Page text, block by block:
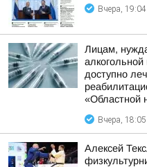
Вчера, 19:04
Лицам,
алкогольной
доступно
«Областной
Вчера, 18:05
Алексей